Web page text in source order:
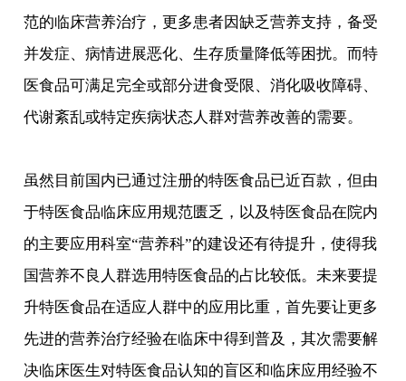
范的临床营养治疗，更多患者因缺乏营养支持，备受
并发症、病情进展恶化、生存质量降低等困扰。而特
医食品可满足完全或部分进食受限、消化吸收障碍、
代谢紊乱或特定疾病状态人群对营养改善的需要。
虽然目前国内已通过注册的特医食品已近百款，但由
于特医食品临床应用规范匮乏，以及特医食品在院内
的主要应用科室“营养科”的建设还有待提升，使得我
国营养不良人群选用特医食品的占比较低。未来要提
升特医食品在适应人群中的应用比重，首先要让更多
先进的营养治疗经验在临床中得到普及，其次需要解
决临床医生对特医食品认知的盲区和临床应用经验不